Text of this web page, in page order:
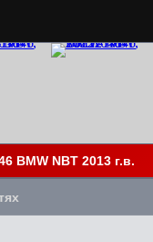
BMW NBT 2013 г.в.